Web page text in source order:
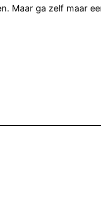
Maar ga zelf maar